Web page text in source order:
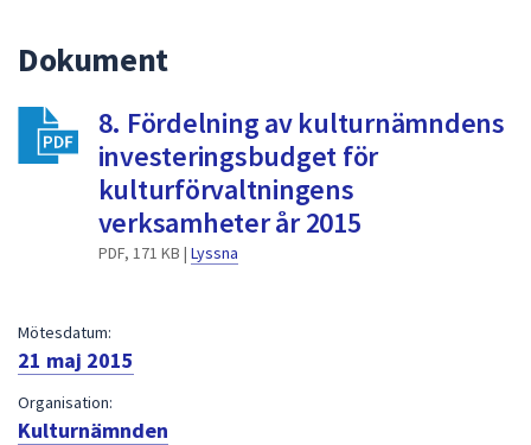
välja
något
av
dem.
Dokument
8. Fördelning av kulturnämndens
investeringsbudget för
kulturförvaltningens
verksamheter år 2015
PDF, 171 KB | Lyssna
Mötesdatum:
21 maj 2015
Organisation:
Kulturnämnden